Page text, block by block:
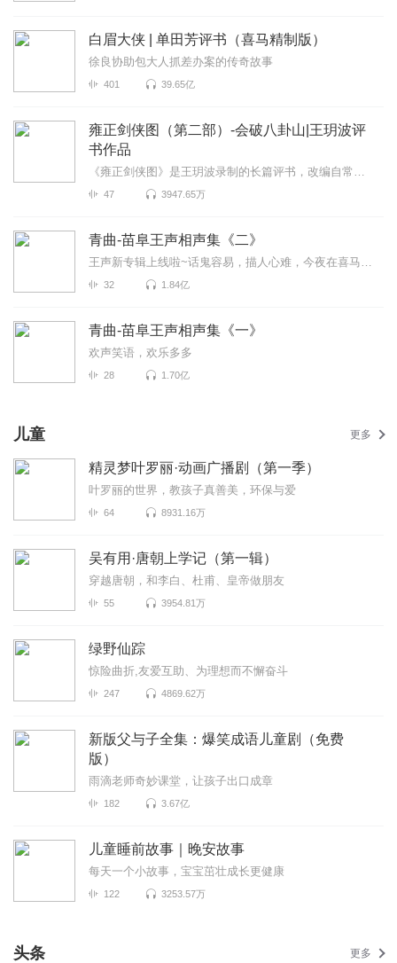
白眉大侠 | 单田芳评书（喜马精制版）
徐良协助包大人抓差办案的传奇故事
401 39.65亿
雍正剑侠图（第二部）-会破八卦山|王玥波评
书作品
《雍正剑侠图》是王玥波录制的长篇评书，改编自常杰淼的原著。由2010年起开始在书馆播讲，至2017年说到...
47 3947.65万
青曲-苗阜王声相声集《二》
王声新专辑上线啦~话鬼容易，描人心难，今夜在喜马拉雅，王声与您不见不散>>>2023年青曲社最新相声合集...
32 1.84亿
青曲-苗阜王声相声集《一》
欢声笑语，欢乐多多
28 1.70亿
儿童 更多
精灵梦叶罗丽·动画广播剧（第一季）
叶罗丽的世界，教孩子真善美，环保与爱
64 8931.16万
吴有用·唐朝上学记（第一辑）
穿越唐朝，和李白、杜甫、皇帝做朋友
55 3954.81万
绿野仙踪
惊险曲折,友爱互助、为理想而不懈奋斗
247 4869.62万
新版父与子全集：爆笑成语儿童剧（免费
版）
雨滴老师奇妙课堂，让孩子出口成章
182 3.67亿
儿童睡前故事｜晚安故事
每天一个小故事，宝宝茁壮成长更健康
122 3253.57万
头条 更多